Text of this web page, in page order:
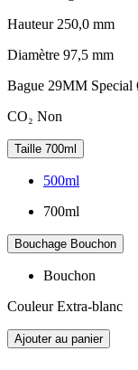
Hauteur 250,0 mm
Diamètre 97,5 mm
Bague 29MM Special
CO₂ Non
Taille 700ml
500ml
700ml
Bouchage Bouchon
Bouchon
CouleurExtra-blanc
Ajouter au panier